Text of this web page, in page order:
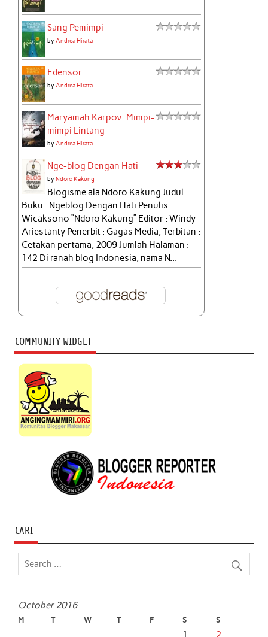
Sang Pemimpi
byAndrea Hirata
Edensor
byAndrea Hirata
Maryamah Karpov: Mimpi-
mimpi Lintang
byAndrea Hirata
Nge-blog Dengan Hati
byNdoro Kakung
Blogisme ala Ndoro Kakung Judul
Buku : Ngeblog Dengan Hati Penulis :
Wicaksono “Ndoro Kakung” Editor : Windy
Ariestanty Penerbit : Gagas Media, Terbitan :
Cetakan pertama, 2009 Jumlah Halaman :
142 Di ranah blog Indonesia, nama N...
COMMUNITY WIDGET
CARI
October 2016
M T W T F S S